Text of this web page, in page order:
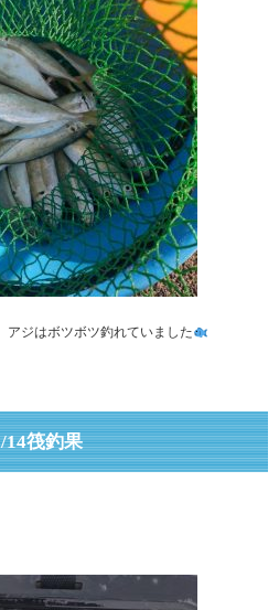
アジはボツボツ釣れていました
14筏釣果